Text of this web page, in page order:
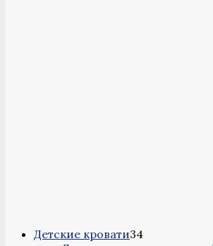
Детские кровати3434